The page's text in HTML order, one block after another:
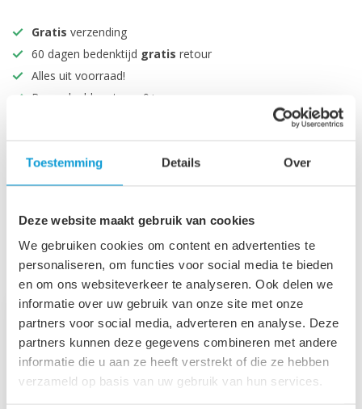
Toestemming Details Over
Deze website maakt gebruik van cookies
We gebruiken cookies om content en advertenties te
personaliseren, om functies voor social media te bieden
en om ons websiteverkeer te analyseren. Ook delen we
informatie over uw gebruik van onze site met onze
partners voor social media, adverteren en analyse. Deze
partners kunnen deze gegevens combineren met andere
informatie die u aan ze heeft verstrekt of die ze hebben
verzameld op basis van uw gebruik van hun services.
Gratis verzending
60 dagen bedenktijd gratis retour
Alles uit voorraad!
Beoordeeld met een 9+
Productomschrijving
Recent bekeken
-18%